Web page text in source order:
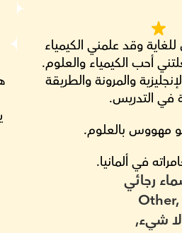
يمزج بين الصرامة الإنجليزية والمرونة والطريقة
في التدريس.
مهووس بالعلوم.
في ألمانيا.
رجائي
لا شيء,
Other,